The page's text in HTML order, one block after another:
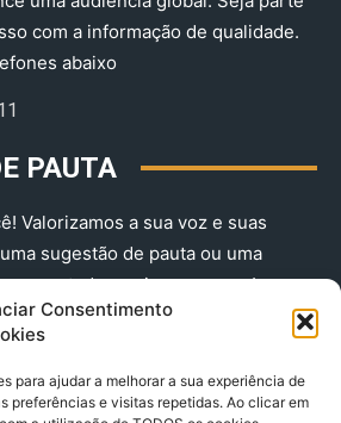
Consentimento
para ajudar a melhorar a sua experiência de
preferências e visitas repetidas. Ao clicar em
com a informação de qualidade.
abaixo
PAUTA
Valorizamos a sua voz e suas
sugestão de pauta ou uma
contada, envie-nos agora!